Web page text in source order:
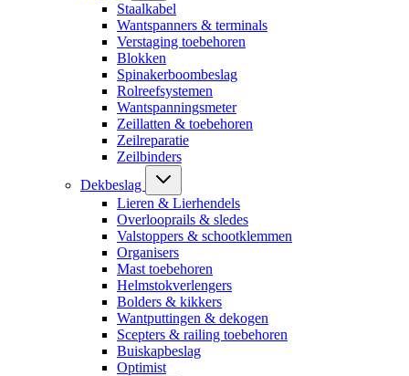
Staalkabel
Wantspanners & terminals
Verstaging toebehoren
Blokken
Spinakerboombeslag
Rolreefsystemen
Wantspanningsmeter
Zeillatten & toebehoren
Zeilreparatie
Zeilbinders
Dekbeslag
Lieren & Lierhendels
Overlooprails & sledes
Valstoppers & schootklemmen
Organisers
Mast toebehoren
Helmstokverlengers
Bolders & kikkers
Wantputtingen & dekogen
Scepters & railing toebehoren
Buiskapbeslag
Optimist